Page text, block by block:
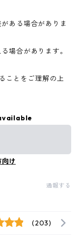
ある場合がありま
場合があります。
ことをご理解の上
向け
通報する
(203)